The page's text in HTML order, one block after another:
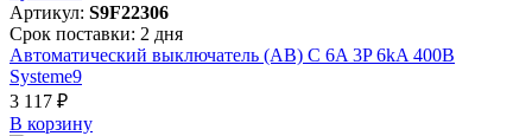
Артикул: S9F22306
Срок поставки: 2 дня
Автоматический выключатель (АВ) C 6A 3P 6kA 400В
Systeme9
3 117 ₽
В корзинy